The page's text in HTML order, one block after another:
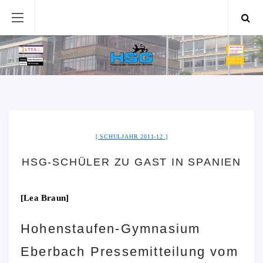
SCHULJAHR 2011-12
HSG-SCHÜLER ZU GAST IN SPANIEN
[Lea Braun]
Hohenstaufen-Gymnasium
Eberbach Pressemitteilung vom